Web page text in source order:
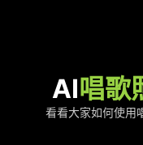
AI唱歌
看看大家如何使用